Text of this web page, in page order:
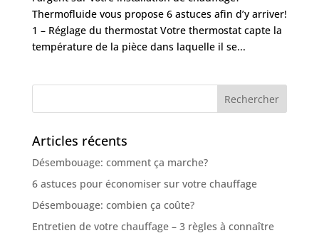
Thermofluide vous propose 6 astuces afin d’y arriver!
1 – Réglage du thermostat Votre thermostat capte la
température de la pièce dans laquelle il se...
Articles récents
Désembouage: comment ça marche?
6 astuces pour économiser sur votre chauffage
Désembouage: combien ça coûte?
Entretien de votre chauffage – 3 règles à connaître